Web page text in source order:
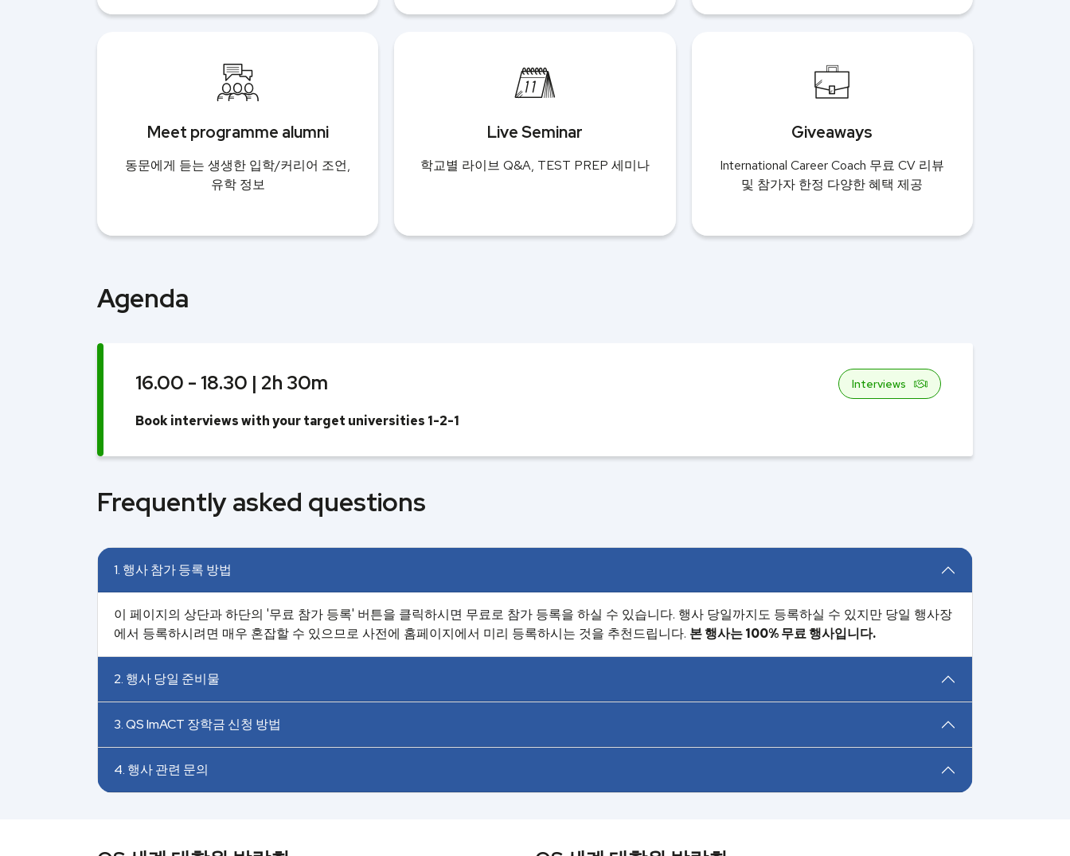
Meet programme alumni
동문에게 듣는 생생한 입학/커리어 조언,
유학 정보
Live Seminar
학교별 라이브 Q&A, TEST PREP 세미나
Giveaways
International Career Coach 무료 CV 리뷰
및 참가자 한정 다양한 혜택 제공
Agenda
16.00 - 18.30 | 2h 30m Interviews
Book interviews with your target universities 1-2-1
Frequently asked questions
1. 행사 참가 등록 방법
이 페이지의 상단과 하단의 '무료 참가 등록' 버튼을 클릭하시면 무료로 참가 등록을 하실 수 있습니다. 행사 당일까지도 등록하실 수 있지만 당일 행사장
에서 등록하시려면 매우 혼잡할 수 있으므로 사전에 홈페이지에서 미리 등록하시는 것을 추천드립니다. 본 행사는 100% 무료 행사입니다.
2. 행사 당일 준비물
3. QS ImACT 장학금 신청 방법
4. 행사 관련 문의